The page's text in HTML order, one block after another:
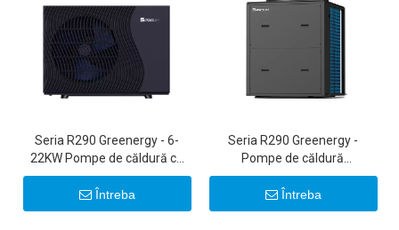
Seria R290 Greenergy - 6-
22KW Pompe de căldură cu
sursă de aer cu invertor de
curent continuu ultra-
silențioase 20KW 22KW
Întreba
Seria R290 Greenergy -
Pompe de căldură
comerciale cu invertor
50KW/100KW
Întreba